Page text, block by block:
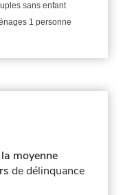
sans enfant
1 personne
moyenne
de délinquance